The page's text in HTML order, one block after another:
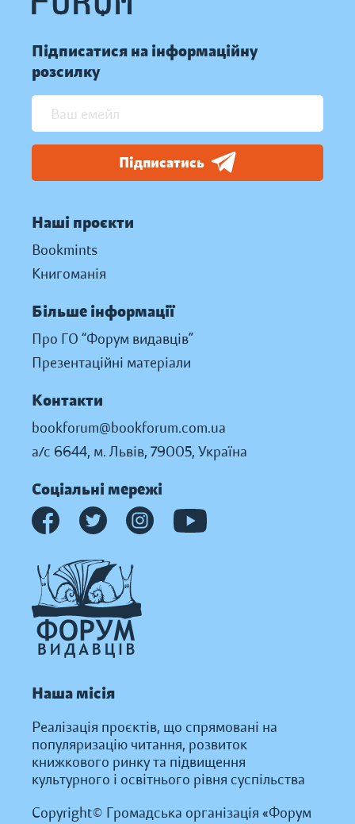
Підписатися на інформаційну
розсилку
Підписатись
Наші проєкти
Bookmints
Книгоманія
Більше інформації
Про ГО “Форум видавців”
Презентаційні матеріали
Контакти
bookforum@bookforum.com.ua
а/с 6644, м. Львів, 79005, Україна
Соціальні мережі
Наша місія
Реалізація проєктів, що спрямовані на
популяризацію читання, розвиток
книжкового ринку та підвищення
культурного і освітнього рівня суспільства
Copyright© Громадська організація «Форум